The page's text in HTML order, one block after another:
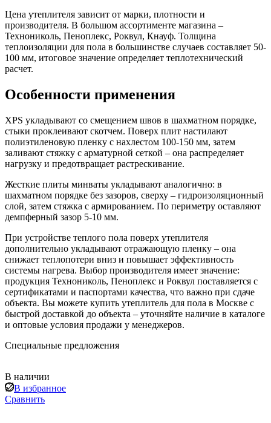
Цена утеплителя зависит от марки, плотности и
производителя. В большом ассортименте магазина –
Технониколь, Пеноплекс, Роквул, Кнауф. Толщина
теплоизоляции для пола в большинстве случаев составляет 50-
100 мм, итоговое значение определяет теплотехнический
расчет.
Особенности применения
XPS укладывают со смещением швов в шахматном порядке,
стыки проклеивают скотчем. Поверх плит настилают
полиэтиленовую пленку с нахлестом 100-150 мм, затем
заливают стяжку с арматурной сеткой – она распределяет
нагрузку и предотвращает растрескивание.
Жесткие плиты минваты укладывают аналогично: в
шахматном порядке без зазоров, сверху – гидроизоляционный
слой, затем стяжка с армированием. По периметру оставляют
демпферный зазор 5-10 мм.
При устройстве теплого пола поверх утеплителя
дополнительно укладывают отражающую пленку – она
снижает теплопотери вниз и повышает эффективность
системы нагрева. Выбор производителя имеет значение:
продукция Технониколь, Пеноплекс и Роквул поставляется с
сертификатами и паспортами качества, что важно при сдаче
объекта. Вы можете купить утеплитель для пола в Москве с
быстрой доставкой до объекта – уточняйте наличие в каталоге
и оптовые условия продажи у менеджеров.
Специальные предложения
В наличии
В избранное
Сравнить